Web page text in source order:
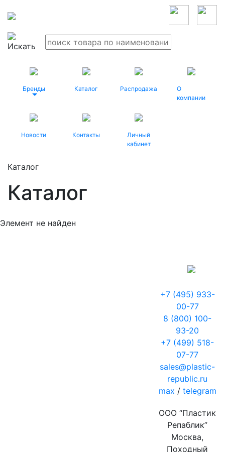
Бренды Каталог Распродажа
О
компании
Новости Контакты
Личный
кабинет
Каталог
Каталог
Элемент не найден
+7 (495) 933-
00-77
8 (800) 100-
93-20
+7 (499) 518-
07-77
sales@plastic-
republic.ru
max / telegram
ООО “Пластик
Репаблик”
Москва,
Походный